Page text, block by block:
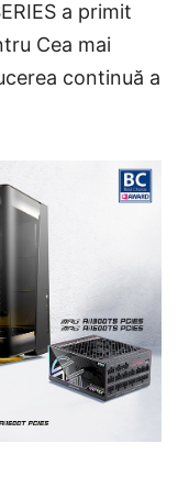
a primit
Cea mai
continuă a